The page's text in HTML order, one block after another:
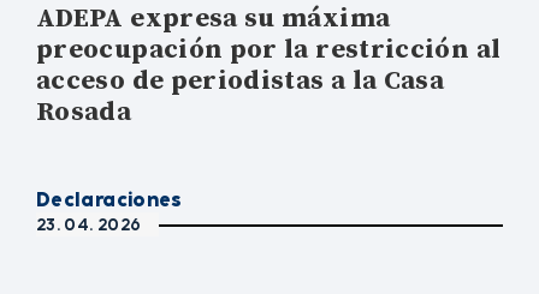
ADEPA expresa su máxima
preocupación por la restricción al
acceso de periodistas a la Casa
Rosada
Declaraciones
23. 04. 2026